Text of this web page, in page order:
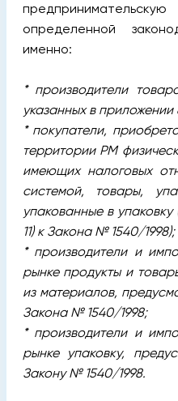
определенной
именно:
* производители
указанных в
* покупатели,
территории РМ
имеющих налоговых
системой, товары,
упакованные в
11) к Закона № 1540/1998);
* производители и
рынке продукты и
из материалов,
Закона № 1540/1998;
* производители и
рынке упаковку,
Закону № 1540/1998.